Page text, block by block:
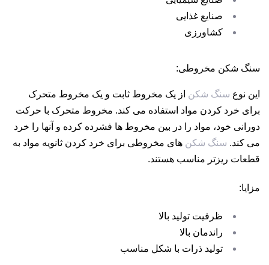
صنایع غذایی
کشاورزی
سنگ شکن مخروطی:
این نوع سنگ شکن از یک مخروط ثابت و یک مخروط متحرک
برای خرد کردن مواد استفاده می کند. مخروط متحرک با حرکت
دورانی خود، مواد را در بین مخروط ها فشرده کرده و آنها را خرد
می کند. سنگ شکن های مخروطی برای خرد کردن ثانویه مواد به
قطعات ریزتر مناسب هستند.
مزایا:
ظرفیت تولید بالا
راندمان بالا
تولید ذرات با شکل مناسب